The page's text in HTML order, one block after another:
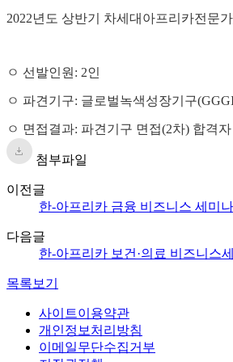
2022년도 상반기 차세대아프리카전문가
ㅇ 선발인원: 2인
ㅇ 파견기구: 글로벌녹색성장기구
ㅇ 면접결과: 파견기구 면접(2차) 합격자
첨부파일
이전글
한-아프리카 금융 비즈니스 세미
다음글
한-아프리카 보건·의료 비즈니스
목록보기
사이트이용약관
개인정보처리방침
이메일무단수집거부